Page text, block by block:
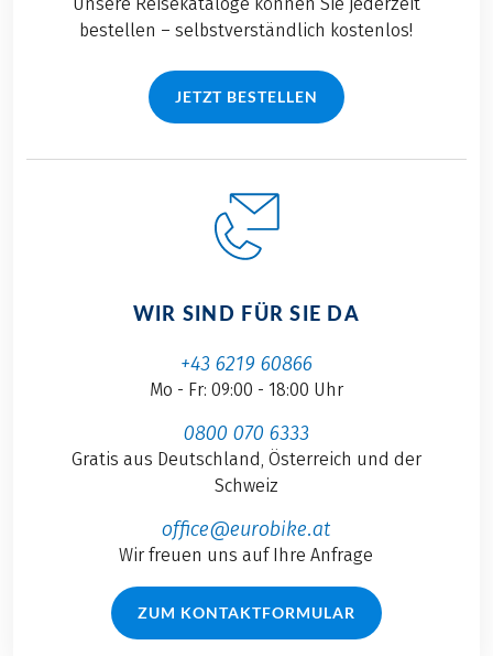
bestellen – selbstverständlich kostenlos!
JETZT BESTELLEN
WIR SIND FÜR SIE DA
+43 6219 60866
Mo - Fr: 09:00 - 18:00 Uhr
0800 070 6333
Gratis aus Deutschland, Österreich und der
Schweiz
office@eurobike.at
Wir freuen uns auf Ihre Anfrage
ZUM KONTAKTFORMULAR